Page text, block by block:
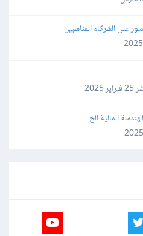
على الشركاء المناسبين
25 فبراير 2025
المالية الخ